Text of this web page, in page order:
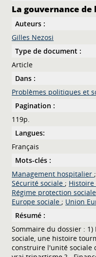
La gouvernance de
Auteurs :
Gilles Nezosi
Type de document :
Article
Dans :
Problèmes politiques et
Pagination :
119p.
Langues:
Français
Mots-clés :
Management hospitalier ;
Sécurité sociale ; Histoire
Régime protection sociale
Europe sociale ; Union
Résumé :
Sommaire du dossier :
sociale, une histoire
construire l'unité sociale